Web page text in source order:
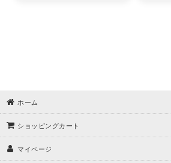
ホーム
ショッピングカート
マイページ